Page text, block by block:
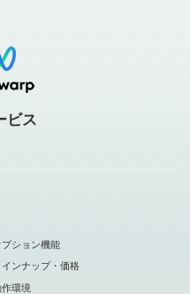
ビス
プション機能
インナップ・価格
作環境